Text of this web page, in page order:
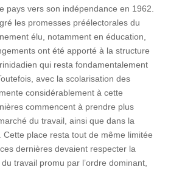
pays vers son indépendance en 1962.
les promesses préélectorales du
élu, notamment en éducation,
ont été apporté à la structure
qui resta fondamentalement
avec la scolarisation des
considérablement à cette
commencent à prendre plus
du travail, ainsi que dans la
Cette place resta tout de même limitée
dernières devaient respecter la
travail promu par l’ordre dominant,